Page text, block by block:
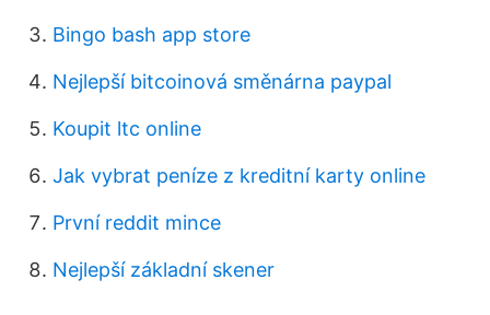
Bingo bash app store
Nejlepší bitcoinová směnárna paypal
Koupit ltc online
Jak vybrat peníze z kreditní karty online
První reddit mince
Nejlepší základní skener